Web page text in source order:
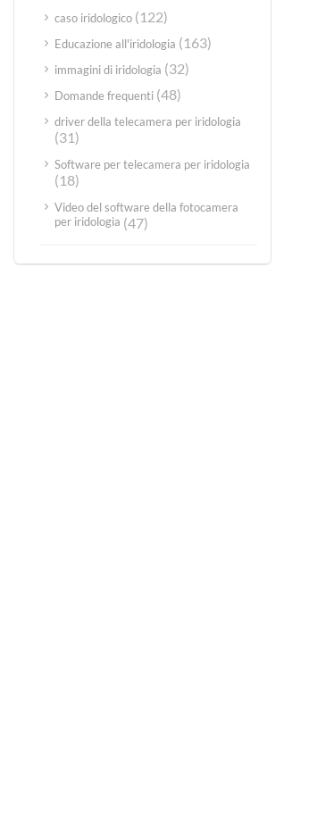
caso iridologico (122)
Educazione all'iridologia (163)
immagini di iridologia (32)
Domande frequenti (48)
driver della telecamera per iridologia
(31)
Software per telecamera per iridologia
(18)
Video del software della fotocamera
per iridologia (47)